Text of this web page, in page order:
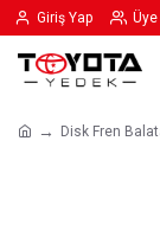
Giriş Yap Üye
Disk Fren